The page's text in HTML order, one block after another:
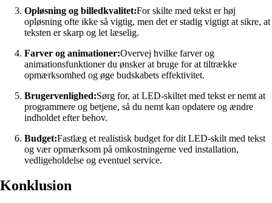
Opløsning og billedkvalitet:For skilte med tekst er høj
opløsning ofte ikke så vigtig, men det er stadig vigtigt at sikre, at
teksten er skarp og let læselig.
Farver og animationer:Overvej hvilke farver og
animationsfunktioner du ønsker at bruge for at tiltrække
opmærksomhed og øge budskabets effektivitet.
Brugervenlighed:Sørg for, at LED-skiltet med tekst er nemt at
programmere og betjene, så du nemt kan opdatere og ændre
indholdet efter behov.
Budget:Fastlæg et realistisk budget for dit LED-skilt med tekst
og vær opmærksom på omkostningerne ved installation,
vedligeholdelse og eventuel service.
Konklusion